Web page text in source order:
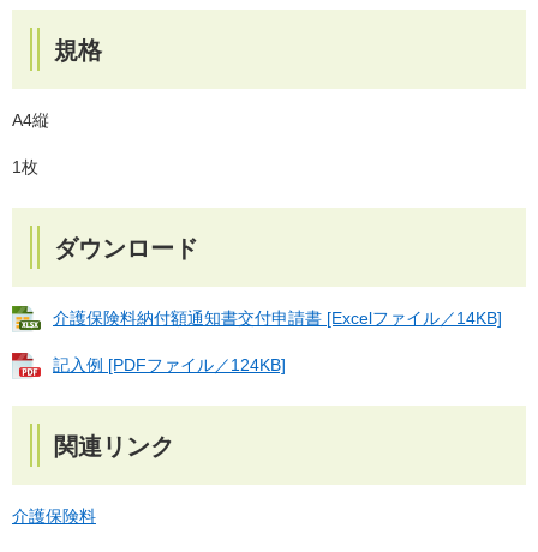
規格
A4縦
1枚
ダウンロード
介護保険料納付額通知書交付申請書 [Excelファイル／14KB]
記入例 [PDFファイル／124KB]
関連リンク
介護保険料